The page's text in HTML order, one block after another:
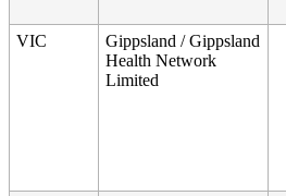
VIC Gippsland / Gippsland
Health Network
Limited